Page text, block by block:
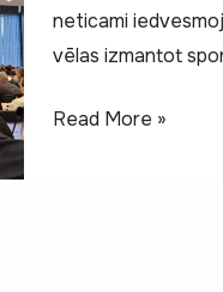
neticami
vēlas izmantot
Erasmus+
Read More »